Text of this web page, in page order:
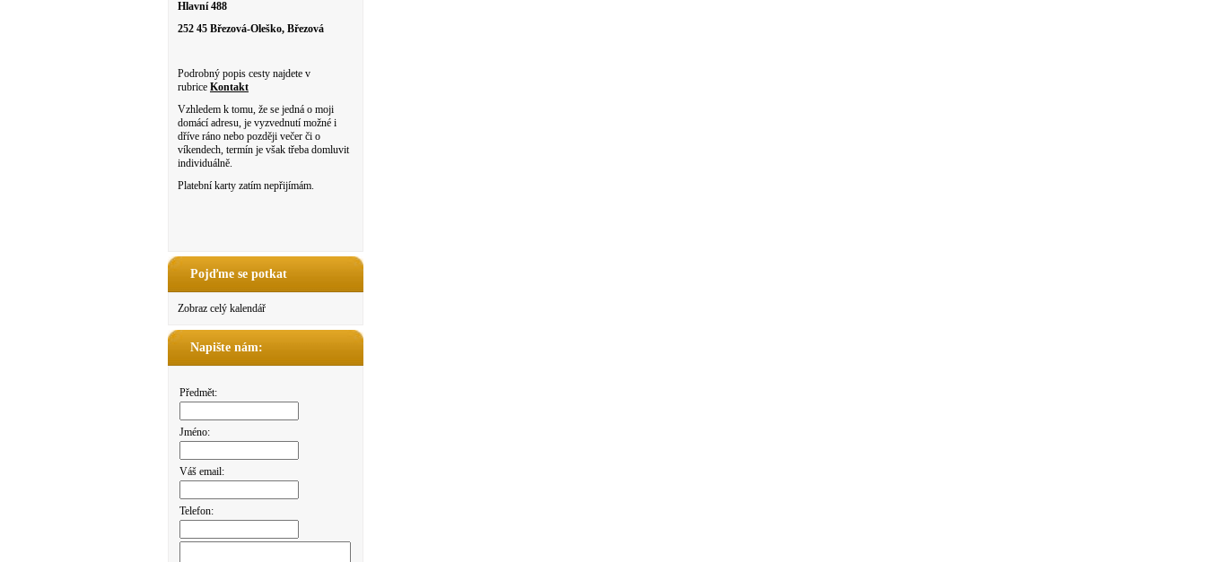
Hlavní 488
252 45 Březová-Oleško, Březová
Podrobný popis cesty najdete v
rubrice Kontakt
Vzhledem k tomu, že se jedná o moji
domácí adresu, je vyzvednutí možné i
dříve ráno nebo později večer či o
víkendech, termín je však třeba domluvit
individuálně.
Platební karty zatím nepřijímám.
Pojďme se potkat
Zobraz celý kalendář
Napište nám:
Předmět:
Jméno:
Váš email:
Telefon: